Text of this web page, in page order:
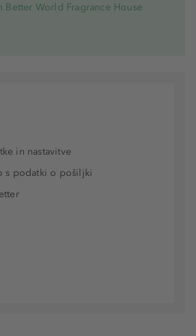
World Fragrance House
in nastavitve
s podatki o pošiljki